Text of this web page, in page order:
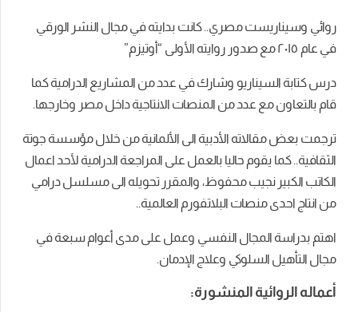
روائي وسيناريست مصري.. كانت بدايته في مجال النشر الورقي
في عام ٢٠١٥ مع صدور روايته الأولى “أوتيزم”
درس كتابة السيناريو وشارك في عدد من المشاريع الدرامية كما
قام بالتعاون مع عدد من المنصات الانتاجية داخل مصر وخارجها.
ترجمت بعض مقالاته الأدبية الى الألمانية من خلال مؤسسة جوتة
الثقافية.. كما يقوم حاليا بالعمل على المراجعة الدرامية لأحد اعمال
الكاتب الكبير نجيب محفوظ، والمقرر تحويله الى مسلسل درامي
من انتاج احدى منصات البلاتفورم العالمية..
اهتم بدراسة المجال النفسي وعمل على مدى أعوام سبعة في
مجال التأهيل السلوكي وعلاج الإدمان.
أعماله الروائية المنشورة: